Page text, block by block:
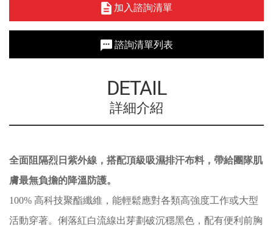
加入諮詢清單
諮詢清單列表
DETAIL
詳細介紹
全面阻隔烈日紫外線，搭配頂級吸濕排汗布料，帶給團隊肌
膚最無負擔的降溫防護。
100% 高科技聚酯纖維，能輕鬆應對各類高強度工作或大型
活動穿著。俐落紅白流線出芽劃破沉穩黑色，配有便利前胸